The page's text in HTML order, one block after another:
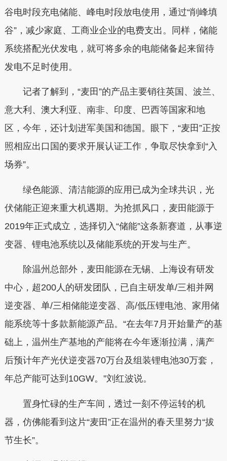
谷电时段充电储能、峰电时段放电使用，通过“削峰填
谷”，减少家庭、工商业企业的电费支出。同样，储能
系统搭配光伏发电，就可将多余的电能储备起来留待
发电不足时使用。
记者了解到，“麦田”的产品主要销往英国、波兰、
意大利、澳大利亚、南非、印度、巴西等国家和地
区，今年，还计划进军美国和德国。眼下，“麦田”正按
照相应出口国的要求开展认证工作，争取尽快拿到“入
场券”。
绿色能源、清洁能源的应用已成为全球共识，光
伏储能正迎来重大机遇期。为抢抓风口，麦田能源于
2019年正式成立，选择切入“储能”这条新赛道，从事逆
变器、锂电池系统以及储能系统的开发与生产。
除温州总部外，麦田能源在无锡、上海设有研发
中心，超200人的研发团队，已自主研发单/三相并网
逆变器、单/三相储能逆变器、高/低压锂电池、家用储
能系统等十多款新能源产品。“在去年7月开始量产的基
础上，温州生产基地的产能将在今年逐渐拉满，满产
后预计年产光伏逆变器70万台及组装锂电池30万套，
年总产能可达到10GW。”刘红波说。
置身忙碌的生产车间，透过一刻不停运转的机
器，仿佛能看到这片“麦田”正在温州的春天里努力“拔
节生长”。